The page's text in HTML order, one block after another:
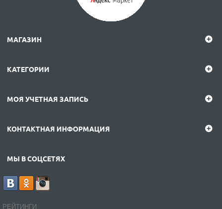
МАГАЗИН
КАТЕГОРИИ
МОЯ УЧЕТНАЯ ЗАПИСЬ
КОНТАКТНАЯ ИНФОРМАЦИЯ
МЫ В СОЦСЕТЯХ
РЕЙТИНГИ